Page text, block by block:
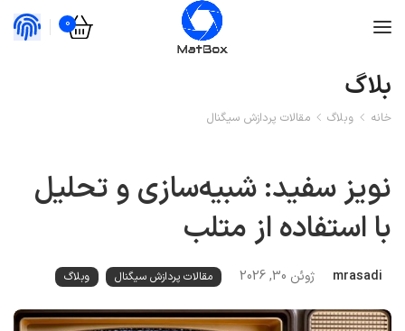
0
بلاگ
خانه وبلاگ مقالات پردازش سیگنال
نویز سفید: شبیه‌سازی و تحلیل
با استفاده از متلب
mrasadi ژوئن 30, 2026 مقالات پردازش سیگنال وبلاگ